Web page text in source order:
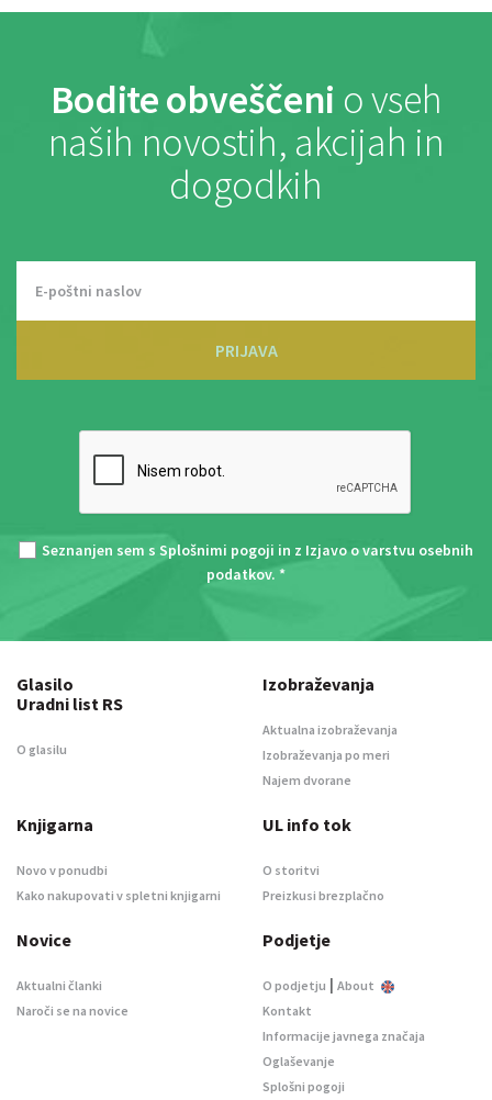
Bodite obveščeni o vseh
naših novostih, akcijah in
dogodkih
PRIJAVA
Seznanjen sem s Splošnimi pogoji in z Izjavo o varstvu osebnih
podatkov. *
Glasilo
Uradni list RS
O glasilu
Izobraževanja
Aktualna izobraževanja
Izobraževanja po meri
Najem dvorane
Knjigarna
Novo v ponudbi
Kako nakupovati v spletni knjigarni
UL info tok
O storitvi
Preizkusi brezplačno
Novice
Aktualni članki
Naroči se na novice
Podjetje
O podjetju | About
Kontakt
Informacije javnega značaja
Oglaševanje
Splošni pogoji